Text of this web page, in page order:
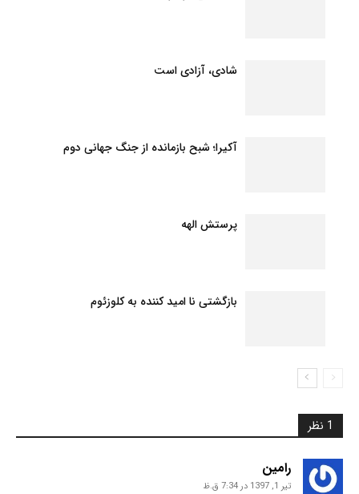
شادی، آزادی است
آکیرا؛ شبح بازمانده از جنگ جهانی دوم
پرستش الهه
بازگشتی نا امید کننده به کلوزئوم
1 نظر
رامین
تیر 1, 1397 در 7:34 ق.ظ